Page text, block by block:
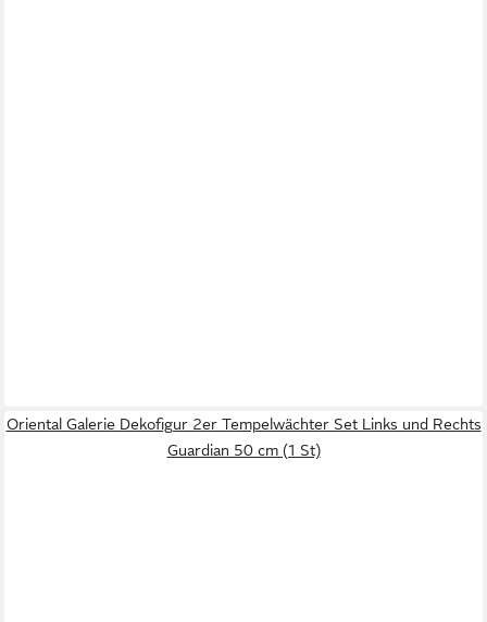
Oriental Galerie Dekofigur 2er Tempelwächter Set Links und Rechts
Guardian 50 cm (1 St)